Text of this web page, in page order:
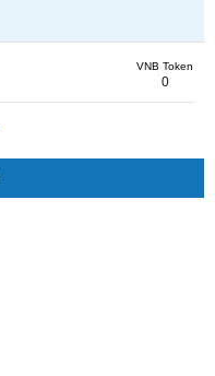
VNB Token
0